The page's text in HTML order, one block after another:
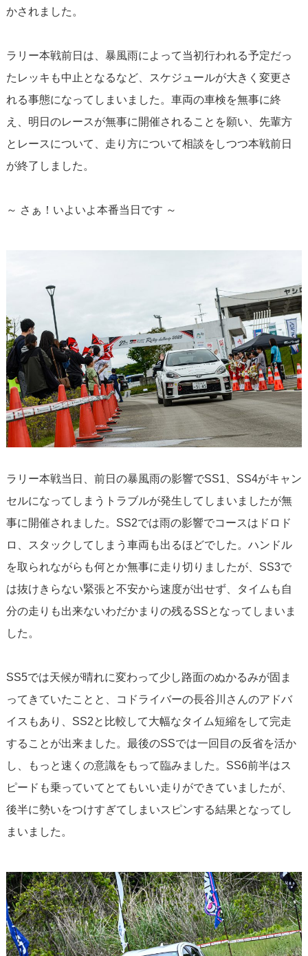
かされました。
ラリー本戦前日は、暴風雨によって当初行われる予定だっ
たレッキも中止となるなど、スケジュールが大きく変更さ
れる事態になってしまいました。車両の車検を無事に終
え、明日のレースが無事に開催されることを願い、先輩方
とレースについて、走り方について相談をしつつ本戦前日
が終了しました。
～ さぁ！いよいよ本番当日です ～
ラリー本戦当日、前日の暴風雨の影響でSS1、SS4がキャン
セルになってしまうトラブルが発生してしまいましたが無
事に開催されました。SS2では雨の影響でコースはドロド
ロ、スタックしてしまう車両も出るほどでした。ハンドル
を取られながらも何とか無事に走り切りましたが、SS3で
は抜けきらない緊張と不安から速度が出せず、タイムも自
分の走りも出来ないわだかまりの残るSSとなってしまいま
した。
SS5では天候が晴れに変わって少し路面のぬかるみが固ま
ってきていたことと、コドライバーの長谷川さんのアドバ
イスもあり、SS2と比較して大幅なタイム短縮をして完走
することが出来ました。最後のSSでは一回目の反省を活か
し、もっと速くの意識をもって臨みました。SS6前半はス
ピードも乗っていてとてもいい走りができていましたが、
後半に勢いをつけすぎてしまいスピンする結果となってし
まいました。